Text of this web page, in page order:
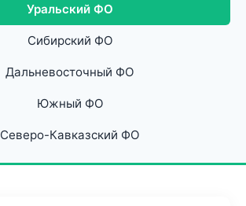
Уральский ФО
Сибирский ФО
Дальневосточный ФО
Южный ФО
Северо-Кавказский ФО